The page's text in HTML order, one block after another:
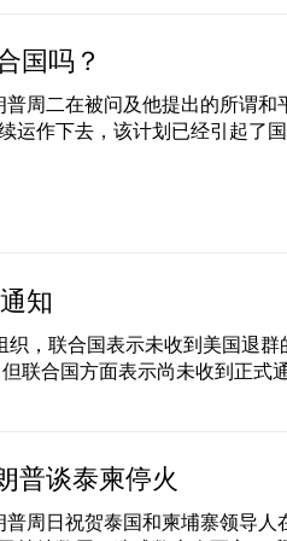
国吗？
周二在被问及他提出的所谓和
运作下去，该计划已经引起了国
知
，联合国表示未收到美国退群
联合国方面表示尚未收到正式
普谈泰柬停火
周日祝贺泰国和柬埔寨领导人